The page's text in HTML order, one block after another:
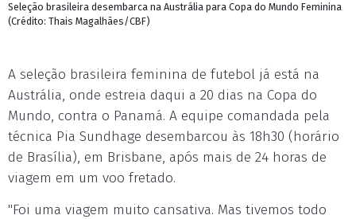
Seleção brasileira desembarca na Austrália para Copa do Mundo Feminina
(Crédito: Thais Magalhães/CBF)
A seleção brasileira feminina de futebol já está na
Austrália, onde estreia daqui a 20 dias na Copa do
Mundo, contra o Panamá. A equipe comandada pela
técnica Pia Sundhage desembarcou às 18h30 (horário
de Brasília), em Brisbane, após mais de 24 horas de
viagem em um voo fretado.
"Foi uma viagem muito cansativa. Mas tivemos todo